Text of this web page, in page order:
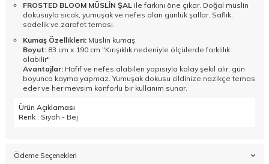
FROSTED BLOOM MÜSLİN ŞAL ile farkını öne çıkar. Doğal müslin
dokusuyla sıcak, yumuşak ve nefes alan günlük şallar. Saflık,
sadelik ve zarafet teması.
Kumaş Özellikleri: Müslin kumaş
Boyut: 83 cm x 190 cm "Kırışıklık nedeniyle ölçülerde farklılık
olabilir"
Avantajlar: Hafif ve nefes alabilen yapısıyla kolay şekil alır, gün
boyunca kayma yapmaz. Yumuşak dokusu cildinize nazikçe temas
eder ve her mevsim konforlu bir kullanım sunar.
Ürün Açıklaması
Renk : Siyah - Bej
Ödeme Seçenekleri